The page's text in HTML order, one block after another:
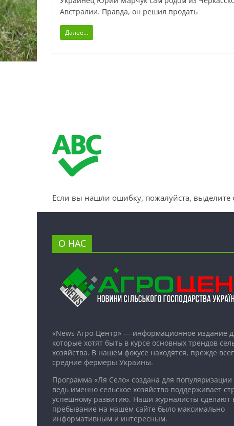
Австралии. Правда, он решил продать
Далее...
Если вы нашли ошибку, пожалуйста, выделите
О НАС
«News Агро-Центр» — информационное издание
которые хотят быть в курсе основных трендов
хозяйства. В нашем фокусе находятся, прежде
средние фермеры Украины.
Программа «Ля Село» создана для
ведь именно сельское хозяйство поддерживает
успешному развитию. Наши журналисты сделают
пребывание на нашем сайте было максимально
информативным и интересным.